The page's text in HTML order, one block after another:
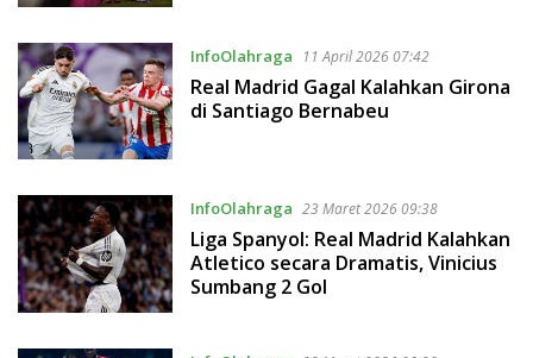
InfoOlahraga 11 April 2026 07:42
Real Madrid Gagal Kalahkan Girona
di Santiago Bernabeu
InfoOlahraga 23 Maret 2026 09:38
Liga Spanyol: Real Madrid Kalahkan
Atletico secara Dramatis, Vinicius
Sumbang 2 Gol